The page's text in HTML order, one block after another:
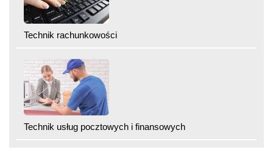
Technik rachunkowości
Technik usług pocztowych i finansowych